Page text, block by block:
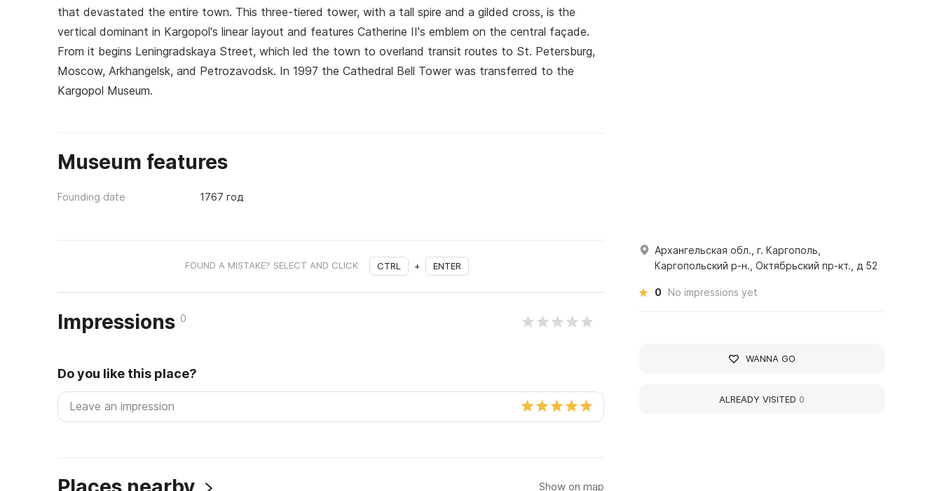
that devastated the entire town. This three-tiered tower, with a tall spire and a gilded cross, is the
vertical dominant in Kargopol's linear layout and features Catherine II's emblem on the central façade.
From it begins Leningradskaya Street, which led the town to overland transit routes to St. Petersburg,
Moscow, Arkhangelsk, and Petrozavodsk. In 1997 the Cathedral Bell Tower was transferred to the
Kargopol Museum.
Museum features
Founding date 1767 год
FOUND A MISTAKE? SELECT AND CLICK CTRL + ENTER
Impressions 0
Do you like this place?
Show on map
Архангельская обл., г. Каргополь,
Каргопольский р-н., Октябрьский пр-кт., д 52
0 No impressions yet
WANNA GO
ALREADY VISITED 0